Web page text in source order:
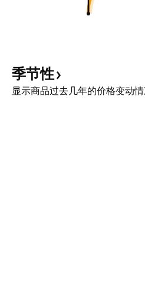
季节性
显示商品过去几年的价格变动情